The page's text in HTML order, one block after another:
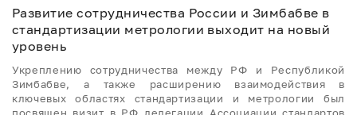
Развитие сотрудничества России и Зимбабве в
стандартизации метрологии выходит на новый
уровень
Укреплению сотрудничества между РФ и Республикой
Зимбабве, а также расширению взаимодействия в
ключевых областях стандартизации и метрологии был